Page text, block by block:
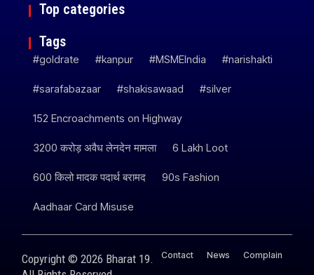
Top categories
Tags
#goldrate #kanpur #MSMEIndia #narishakti
#sarafabazaar #shakisawaad #silver
152 Encroachments on Highway
3200 करोड़ अवैध लेनदेन मामला 6 Lakh Loot
600 किलो मादक पदार्थ बरामद 90s Fashion
Aadhaar Card Misuse
Copyright © 2026 Bharat 19.
Contact News Complain